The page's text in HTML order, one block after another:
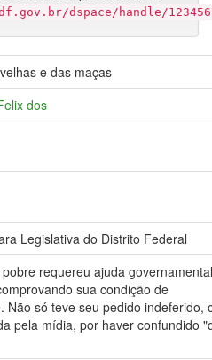
dspace/handle/
e das maças
dos
Legislativa do Distrito Federal
requereu ajuda
sua condição de
Não só teve seu pedido indeferido,
pela mídia, por haver confundido